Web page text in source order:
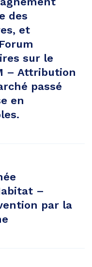
des
et
sur le
– Attribution
passé
en
–
par la